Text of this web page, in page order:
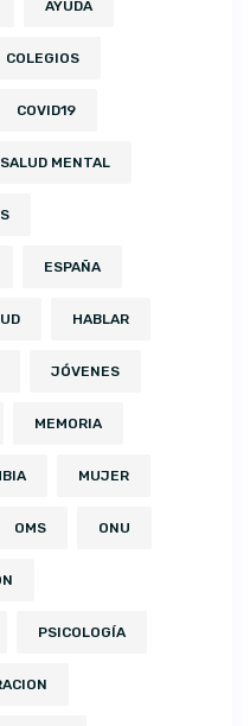
AYUDA
COLEGIOS
COVID19
MENTAL
ESPAÑA
HABLAR
JÓVENES
MEMORIA
MUJER
OMS ONU
PSICOLOGÍA